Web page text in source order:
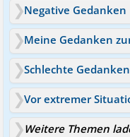
Negative Gedanken
Meine Gedanken
Schlechte
Vor extremer
Weitere Themen